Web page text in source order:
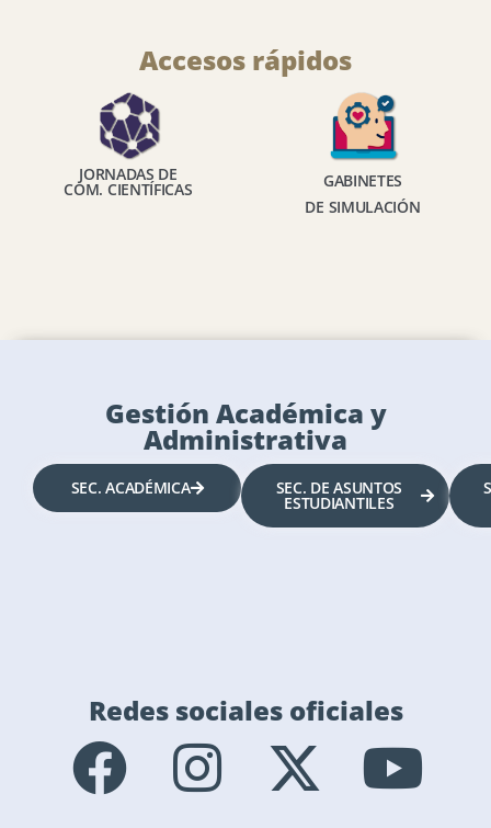
Accesos rápidos
JORNADAS DE
COM. CIENTÍFICAS
GABINETES
DE SIMULACIÓN
Gestión Académica y
Administrativa
SEC. ACADÉMICA SEC. DE ASUNTOS
ESTUDIANTILES
Redes sociales oficiales